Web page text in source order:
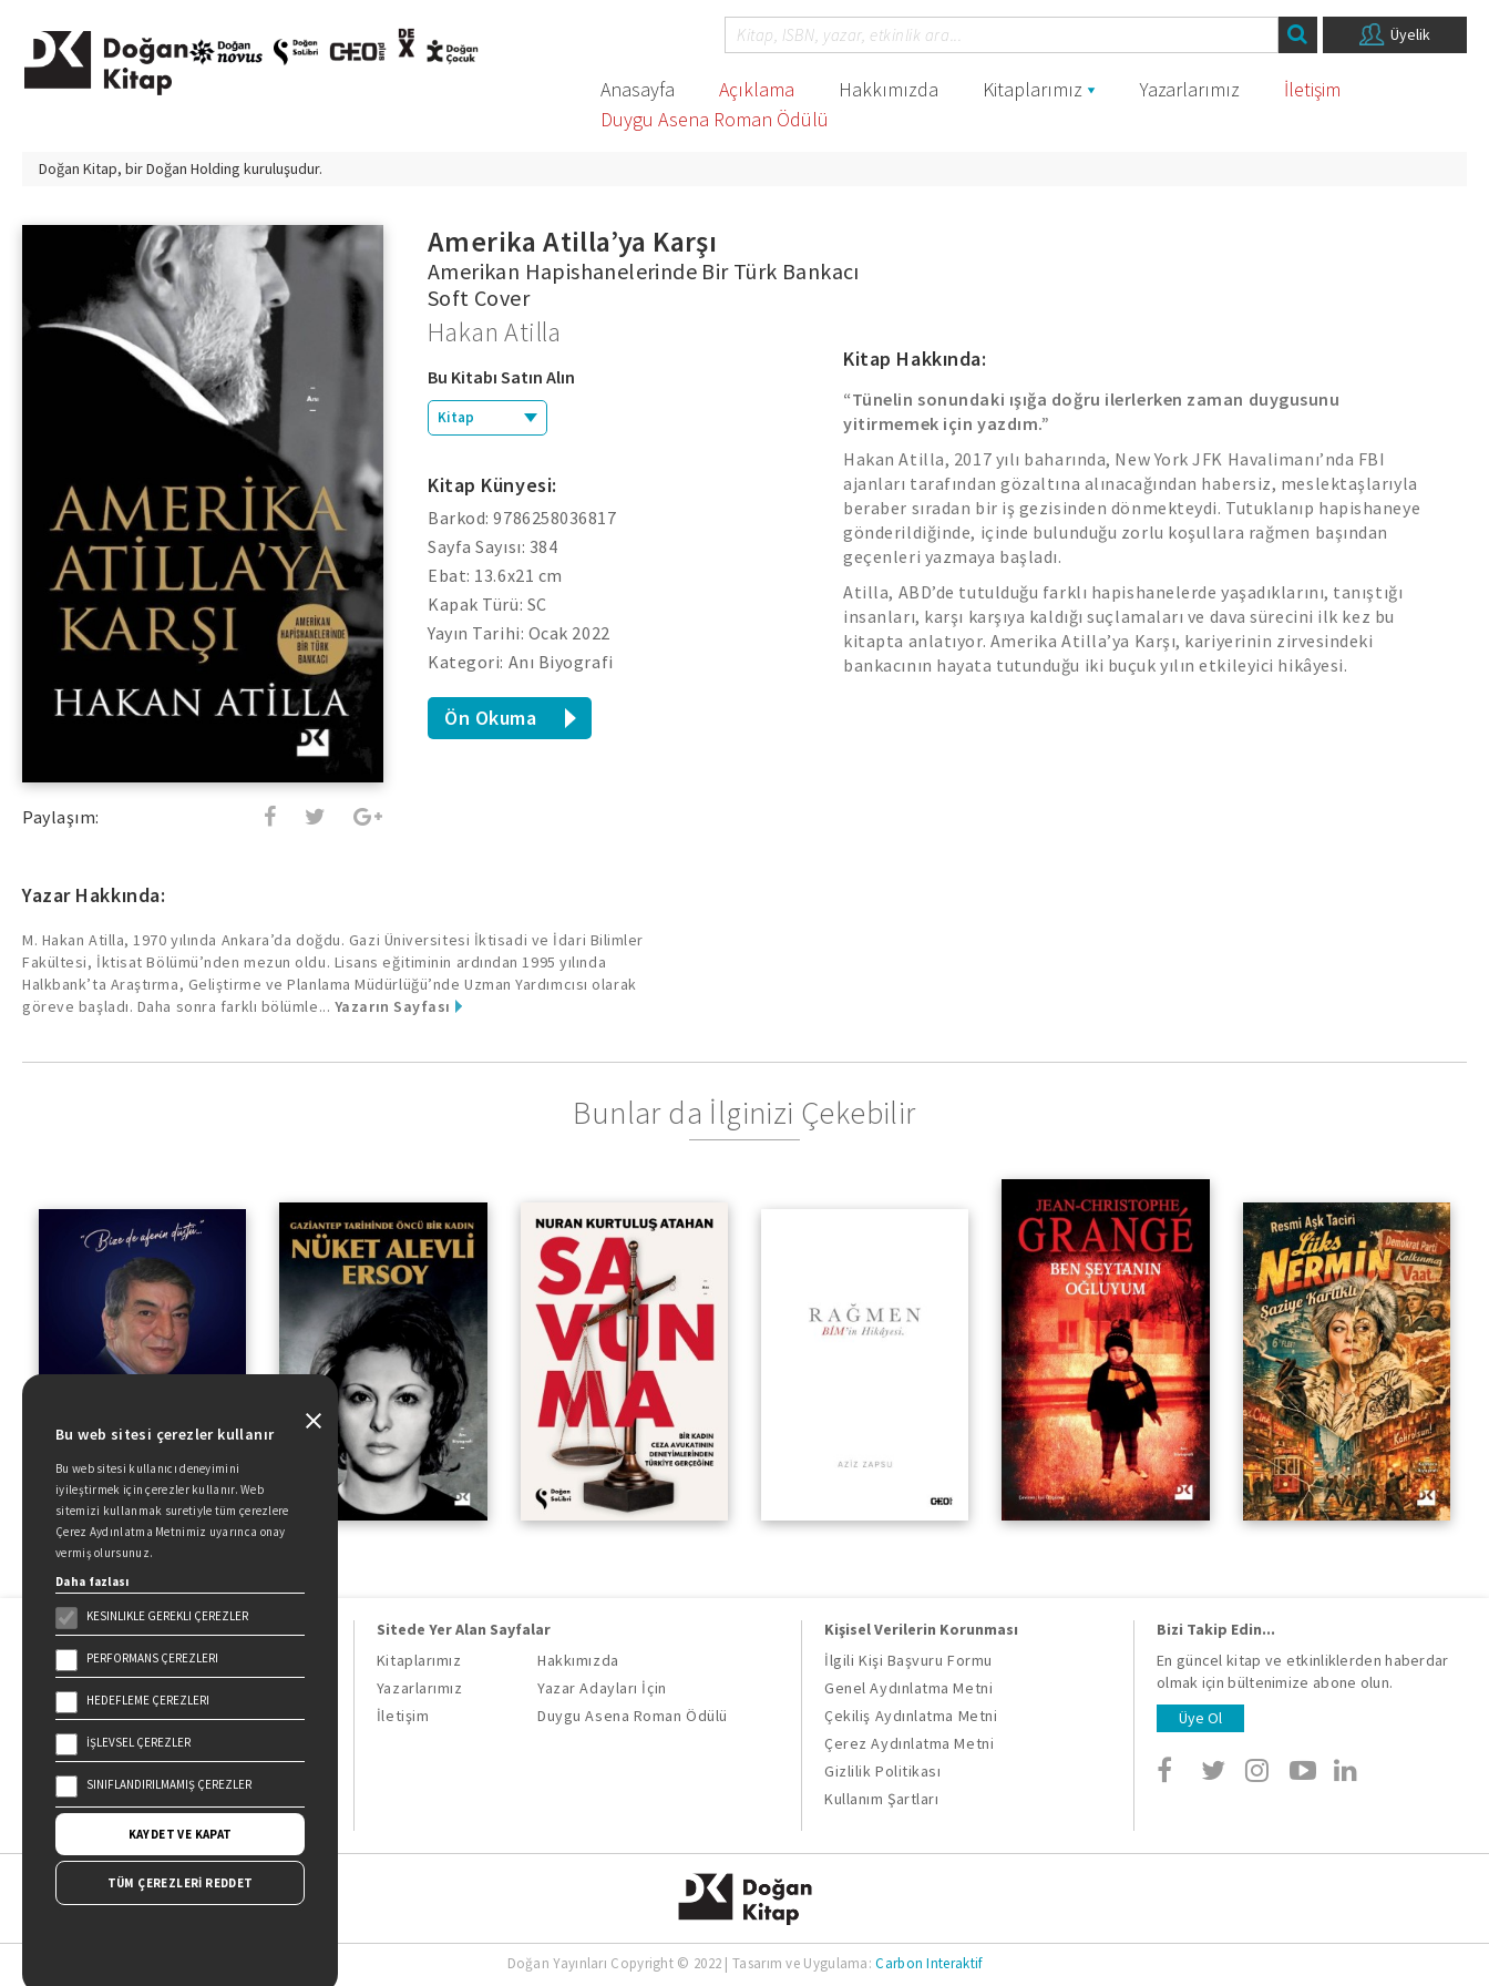
Üyelik
Anasayfa Açıklama Hakkımızda Kitaplarımız Yazarlarımız
İletişim
Duygu Asena Roman Ödülü
Doğan Kitap, birDoğan Holding kuruluşudur.
Paylaşım:
Amerika Atilla’ya Karşı
Amerikan Hapishanelerinde Bir Türk Bankacı
Soft Cover
Hakan Atilla
Bu Kitabı Satın Alın
Kitap
Kitap Künyesi:
Barkod: 9786258036817
Sayfa Sayısı: 384
Ebat: 13.6x21 cm
Kapak Türü: SC
Yayın Tarihi: Ocak 2022
Kategori: Anı Biyografi
Ön Okuma
Kitap Hakkında:
“Tünelin sonundaki ışığa doğru ilerlerken zaman duygusunu
yitirmemek için yazdım.”
Hakan Atilla, 2017 yılı baharında, New York JFK Havalimanı’nda FBI
ajanları tarafından gözaltına alınacağından habersiz, meslektaşlarıyla
beraber sıradan bir iş gezisinden dönmekteydi. Tutuklanıp hapishaneye
gönderildiğinde, içinde bulunduğu zorlu koşullara rağmen başından
geçenleri yazmaya başladı.
Atilla, ABD’de tutulduğu farklı hapishanelerde yaşadıklarını, tanıştığı
insanları, karşı karşıya kaldığı suçlamaları ve dava sürecini ilk kez bu
kitapta anlatıyor. Amerika Atilla’ya Karşı, kariyerinin zirvesindeki
bankacının hayata tutunduğu iki buçuk yılın etkileyici hikâyesi.
Yazar Hakkında:
M. Hakan Atilla, 1970 yılında Ankara’da doğdu. Gazi Üniversitesi İktisadi ve İdari Bilimler
Fakültesi, İktisat Bölümü’nden mezun oldu. Lisans eğitiminin ardından 1995 yılında
Halkbank’ta Araştırma, Geliştirme ve Planlama Müdürlüğü’nde Uzman Yardımcısı olarak
göreve başladı. Daha sonra farklı bölümle... Yazarın Sayfası
Bunlar da İlginizi Çekebilir
“Bize De ‘aferin’ Düştü...”
Bir Kadın Ceza Avukatının
Deneyimlerinden Türkiye
Gerçeğine
Doğan Kitap, bir Doğan Holding
kuruluşudur.
19 Mayıs Cad. Golden Plaza No:1 Kat:10
34360 / Şişli / İstanbul
Sitede Yer Alan Sayfalar
Kitaplarımız
Hakkımızda
Yazarlarımız
Yazar Adayları İçin
İletişim
Duygu Asena Roman Ödülü
Kişisel Verilerin Korunması
İlgili Kişi Başvuru Formu
Genel Aydınlatma Metni
Çekiliş Aydınlatma Metni
Çerez Aydınlatma Metni
Gizlilik Politikası
Kullanım Şartları
Bizi Takip Edin...
En güncel kitap ve etkinliklerden haberdar
olmak için bültenimize abone olun.
Üye Ol
Doğan Yayınları Copyright © 2022 | Tasarım ve Uygulama:Carbon Interaktif
Bu web sitesi çerezler kullanır
Bu web sitesi kullanıcı deneyimini
iyileştirmek için çerezler kullanır. Web
sitemizi kullanmak suretiyle tüm çerezlere
Çerez Aydınlatma Metnimiz uyarınca onay
vermiş olursunuz.
Daha fazlası
KESINLIKLE GEREKLI ÇEREZLER
PERFORMANS ÇEREZLERI
HEDEFLEME ÇEREZLERI
İŞLEVSEL ÇEREZLER
SINIFLANDIRILMAMIŞ ÇEREZLER
KAYDET VE KAPAT
TÜM ÇEREZLERİ REDDET